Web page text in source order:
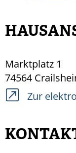
Marktplatz 1
74564
Zur